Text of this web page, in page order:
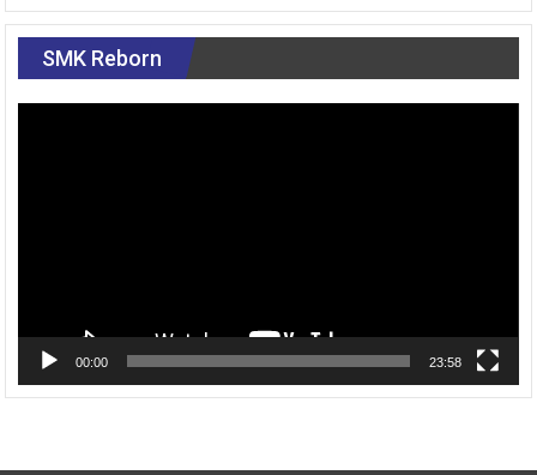
SMK Reborn
00:00 23:58